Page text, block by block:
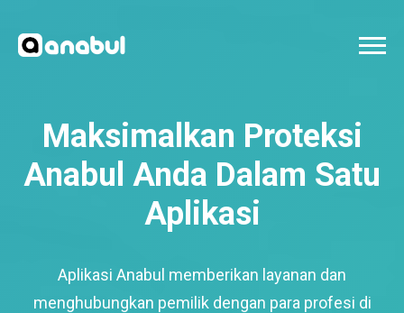
Maksimalkan Proteksi
Anabul Anda Dalam Satu
Aplikasi
Aplikasi Anabul memberikan layanan dan
menghubungkan pemilik dengan para profesi di